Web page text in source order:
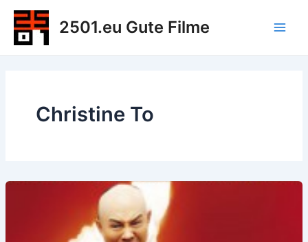
Zum
Inhalt
springen
2501.eu Gute Filme
Christine To